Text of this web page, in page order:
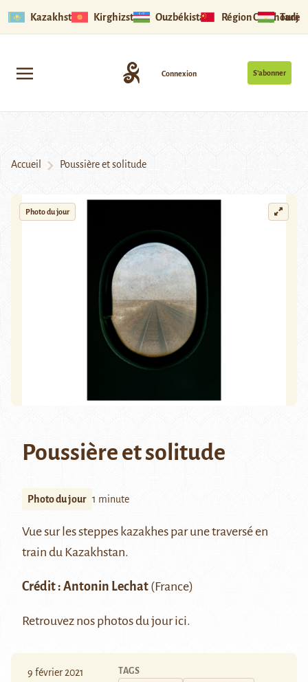
Kazakhstan Kirghizstan Ouzbékistan Région Ouïghoure
S’abonner
Connexion
Accueil Poussière et solitude
Photo du jour
Poussière et solitude
Photo du jour 1 minute
Vue sur les steppes kazakhes par une traversé en
train du Kazakhstan.
Crédit : Antonin Lechat (France)
Retrouvez nos photos du jourici.
9 février 2021 TAGS